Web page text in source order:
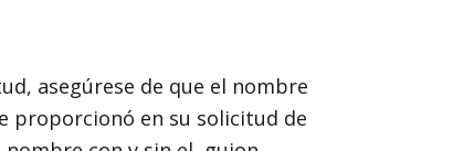
asegúrese de que el nombre
proporcionó en su solicitud de